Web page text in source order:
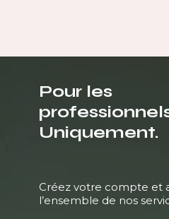
Pour les
Uniquement.
Créez votre compte et
l’ensemble de nos